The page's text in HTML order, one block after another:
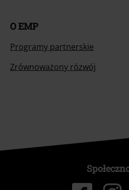
O EMP
Programy partnerskie
Zrównoważony rózwój